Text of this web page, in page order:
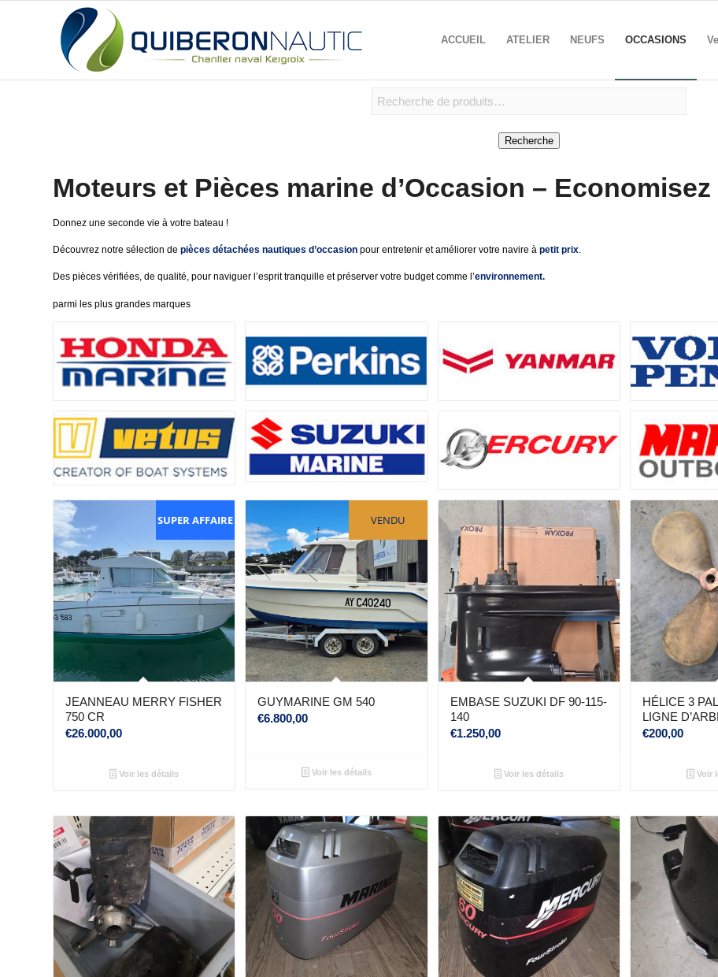
ACCUEIL ATELIER NEUFS OCCASIONS
Recherche
Moteurs et Pièces marine d’Occasion –
Donnez une seconde vie à votre bateau !
Découvrez notre sélection de pièces détachées nautiques d’occasion pour entretenir et améliorer votre navire à petit prix.
Des pièces vérifiées, de qualité, pour naviguer l’esprit tranquille et préserver votre budget comme l’environnement.
parmi les plus grandes marques
SUPER AFFAIRE
JEANNEAU MERRY FISHER
750 CR
€26.000,00
Voir les détails
VENDU
GUYMARINE GM 540
€6.800,00
Voir les détails
EMBASE SUZUKI DF 90-115-
140
€1.250,00
Voir les détails
HÉLICE 3
LIGNE
€200,00
Voir